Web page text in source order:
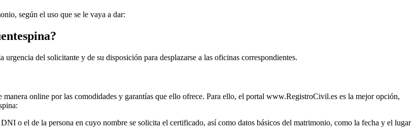
según el uso que se le vaya a dar:
?
del solicitante y de su disposición para desplazarse a las oficinas correspondientes.
online por las comodidades y garantías que ello ofrece. Para ello, el portal www.RegistroCivil.es es la mejor opción,
:
o el de la persona en cuyo nombre se solicita el certificado, así como datos básicos del matrimonio, como la fecha y el lugar